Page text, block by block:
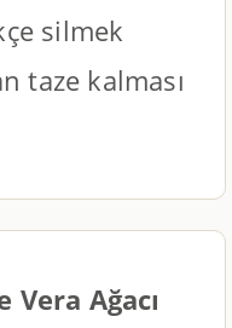
silmek
taze kalması
Vera Ağacı